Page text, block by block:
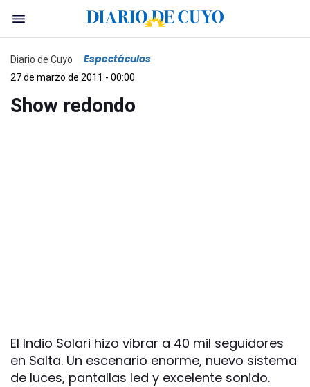
Diario de Cuyo Espectáculos
27 de marzo de 2011 - 00:00
Show redondo
El Indio Solari hizo vibrar a 40 mil seguidores
en Salta. Un escenario enorme, nuevo sistema
de luces, pantallas led y excelente sonido.